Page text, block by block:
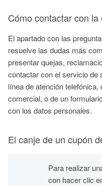
Cómo contactar con la
El apartado con las
resuelve las dudas más
presentar quejas,
contactar con el servicio de
línea de atención
comercial, o de un
con los datos personales.
El canje de un cupón
Para realizar
con hacer clic